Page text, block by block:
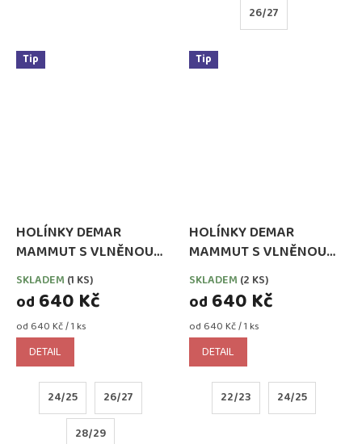
26/27
Tip
HOLÍNKY DEMAR
MAMMUT S VLNĚNOU
VLOŽKOU ZELENÉ
SKLADEM (1 KS)
od 640 Kč
Měrná
cena:
od 640 Kč / 1 ks
DETAIL
24/25 26/27
28/29
Tip
HOLÍNKY DEMAR
MAMMUT S VLNĚNOU
VLOŽKOU ŽLUTÉ
SKLADEM (2 KS)
od 640 Kč
Měrná
cena:
od 640 Kč / 1 ks
DETAIL
22/23 24/25